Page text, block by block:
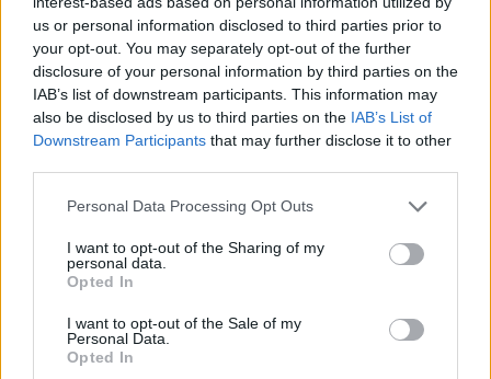
us or personal information disclosed to third parties prior to
your opt-out. You may separately opt-out of the further
disclosure of your personal information by third parties on the
IAB’s list of downstream participants. This information may
also be disclosed by us to third parties on the IAB’s List of
Downstream Participants that may further disclose it to other
Personal Data Processing Opt Outs
I want to opt-out of the Sharing of my
personal data.
Opted In
I want to opt-out of the Sale of my
Personal Data.
Opted In
Impresszum
Szerzői jogok
Adatvédelmi tájékoztató
Cookie-kezelési tájékoztató
Hozzászólási szabályzat
Nyomtatott lapjaink archívuma
Székely Hírmondó archívuma
Sütibeállítások